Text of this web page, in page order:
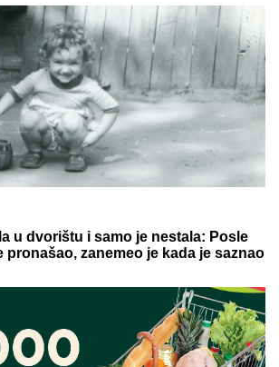
devojci koja je TRAGIČNO
pruzi! Rale nije mogao da preboli
se, sela na šine, umrla je od
"ONI MOLE DA UĐU U
10"Dača Virijević raskrinkao
učesnike, otkrio sve o Aneli i
sa pevačicom"
Bešiktaš, ni Real, a ni Barselona:
se neočekivani favorit za
by Aklamator